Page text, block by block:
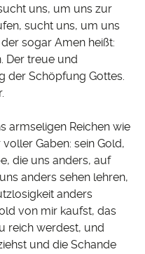
uns, um uns zur
sucht uns, um uns
sogar Amen heißt:
Der treue und
der Schöpfung Gottes.
armseligen Reichen wie
Gaben: sein Gold,
die uns anders, auf
anders sehen lehren,
anders
von mir kaufst, das
reich werdest, und
und die Schande